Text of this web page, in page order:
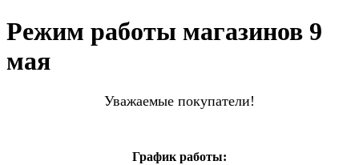
Режим работы магазинов 9
мая
Уважаемые покупатели!
График работы: